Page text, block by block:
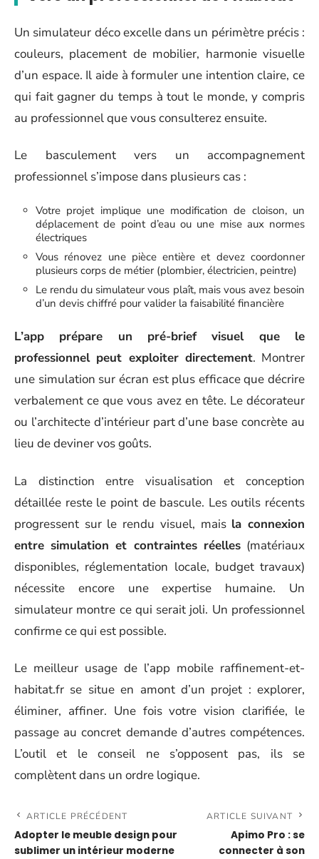
Un simulateur déco excelle dans un périmètre précis :
couleurs, placement de mobilier, harmonie visuelle
d’un espace. Il aide à formuler une intention claire, ce
qui fait gagner du temps à tout le monde, y compris
au professionnel que vous consulterez ensuite.
Le basculement vers un accompagnement
professionnel s’impose dans plusieurs cas :
Votre projet implique une modification de cloison, un
déplacement de point d’eau ou une mise aux normes
électriques
Vous rénovez une pièce entière et devez coordonner
plusieurs corps de métier (plombier, électricien, peintre)
Le rendu du simulateur vous plaît, mais vous avez besoin
d’un devis chiffré pour valider la faisabilité financière
L’app prépare un pré-brief visuel que le
professionnel peut exploiter directement. Montrer
une simulation sur écran est plus efficace que décrire
verbalement ce que vous avez en tête. Le décorateur
ou l’architecte d’intérieur part d’une base concrète au
lieu de deviner vos goûts.
La distinction entre visualisation et conception
détaillée reste le point de bascule. Les outils récents
progressent sur le rendu visuel, mais la connexion
entre simulation et contraintes réelles(matériaux
disponibles, réglementation locale, budget travaux)
nécessite encore une expertise humaine. Un
simulateur montre ce qui serait joli. Un professionnel
confirme ce qui est possible.
Le meilleur usage de l’app mobile raffinement-et-
habitat.fr se situe en amont d’un projet : explorer,
éliminer, affiner. Une fois votre vision clarifiée, le
passage au concret demande d’autres compétences.
L’outil et le conseil ne s’opposent pas, ils se
complètent dans un ordre logique.
ARTICLE PRÉCÉDENT
Adopter le meuble design pour
sublimer un intérieur moderne
ARTICLE SUIVANT
Apimo Pro : se
connecter à son